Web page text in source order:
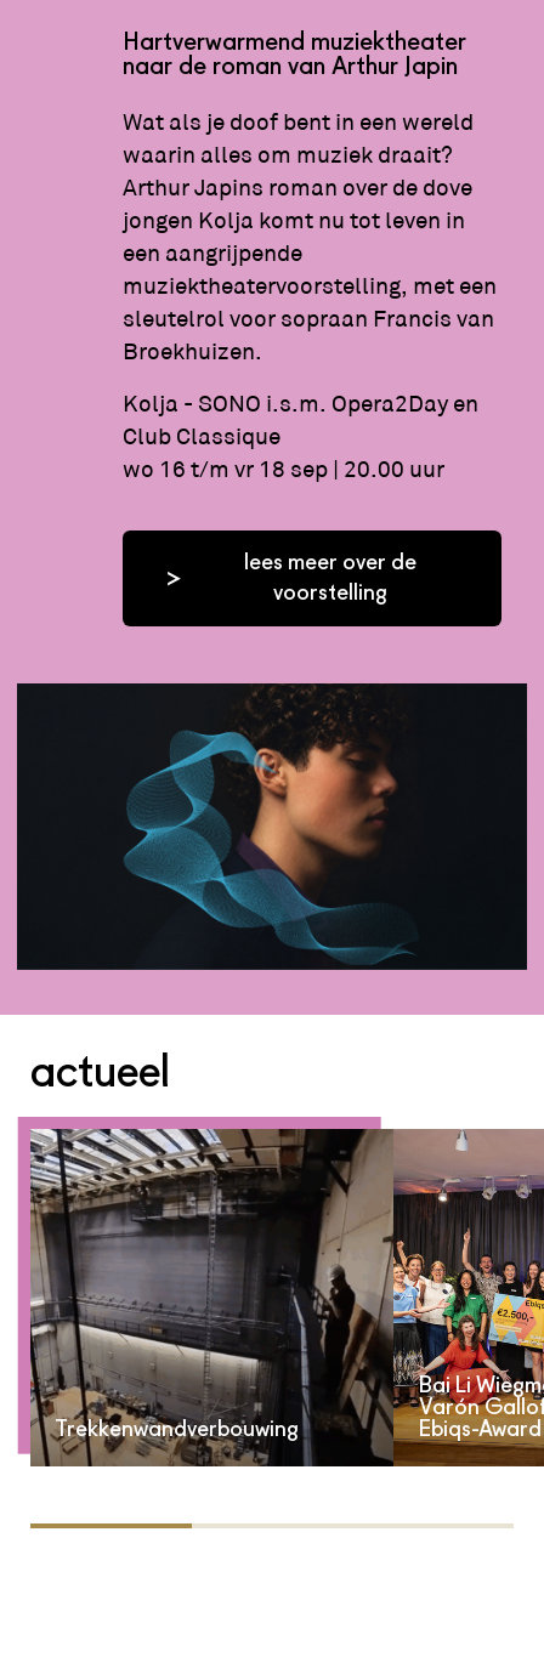
Hartverwarmend muziektheater
naar de roman van Arthur Japin
Wat als je doof bent in een wereld
waarin alles om muziek draait?
Arthur Japins roman over de dove
jongen Kolja komt nu tot leven in
een aangrijpende
muziektheatervoorstelling, met een
sleutelrol voor sopraan Francis van
Broekhuizen.
Kolja - SONO i.s.m. Opera2Day en
Club Classique
wo 16 t/m vr 18 sep | 20.00 uur
lees meer over de
voorstelling
actueel
Trekkenwandverbouwing
Bai Li
Varón
Ebiqs-Award